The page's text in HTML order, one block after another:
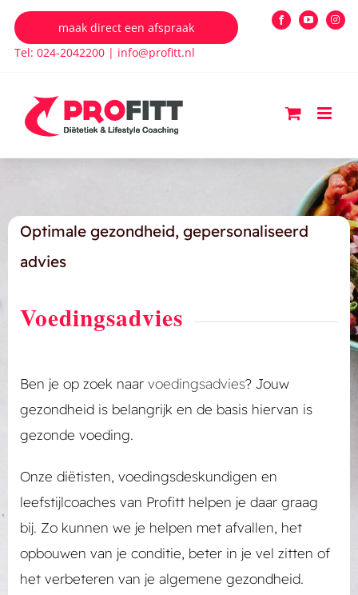
naar
inhoud
maak direct een afspraak
Tel: 024-2042200| info@profitt.nl
FacebookYouTube
Optimale gezondheid, gepersonaliseerd
advies
Voedingsadvies
Ben je op zoek naar voedingsadvies? Jouw
gezondheid is belangrijk en de basis hiervan is
gezonde voeding.
Onze diëtisten, voedingsdeskundigen en
leefstijlcoaches van Profitt helpen je daar graag
bij. Zo kunnen we je helpen met afvallen, het
opbouwen van je conditie, beter in je vel zitten of
het verbeteren van je algemene gezondheid.